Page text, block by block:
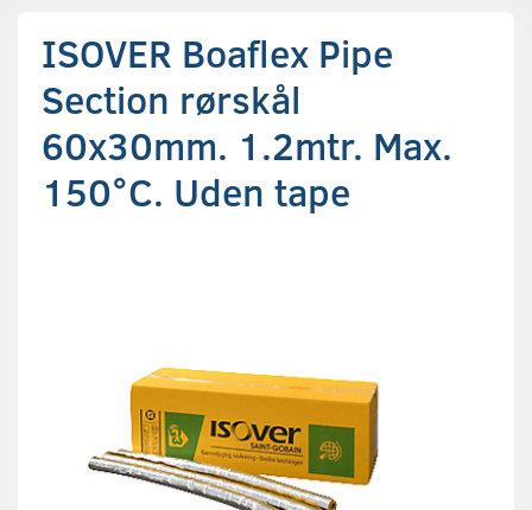
ISOVER Boaflex Pipe
Section rørskål
60x30mm. 1.2mtr. Max.
150°C. Uden tape